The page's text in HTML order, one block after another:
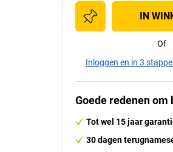
IN
Of
Inloggen en in 3
Goede redenen om
Tot wel 15 jaar
30 dagen